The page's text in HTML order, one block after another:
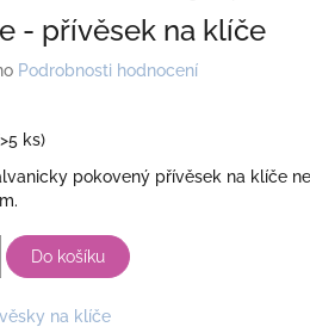
- přívěsek na klíče
Podrobnosti hodnocení
ks)
pokovený přívěsek na klíče
Do košíku
na klíče